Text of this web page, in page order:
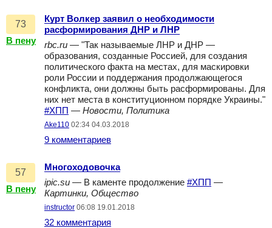
73
В пену
Курт Волкер заявил о необходимости
расформирования ДНР и ЛНР
rbc.ru — "Так называемые ЛНР и ДНР —
образования, созданные Россией, для создания
политического факта на местах, для маскировки
роли России и поддержания продолжающегося
конфликта, они должны быть расформированы. Для
них нет места в конституционном порядке Украины."
#ХПП — Новости, Политика
Ake110 02:34 04.03.2018
9 комментариев
57
В пену
Многоходовочка
ipic.su — В каменте продолжение #ХПП —
Картинки, Общество
instructor 06:08 19.01.2018
32 комментария